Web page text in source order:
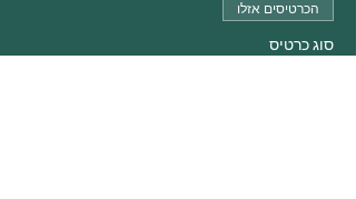
הכרטיסים אזלו
סוג כרטיס